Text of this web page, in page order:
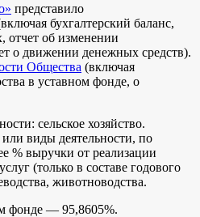
представило
бухгалтерский баланс,
отчет об изменении
о движении денежных средств).
Общества (включая
в уставном фонде, о
сельское хозяйство.
виды деятельности, по
% выручки от реализации
(только в составе годового
животноводства.
фонде — 95,8605%.